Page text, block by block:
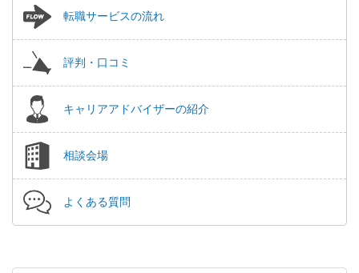
転職サービスの流れ
評判・口コミ
キャリアアドバイザーの紹介
相談会場
よくある質問